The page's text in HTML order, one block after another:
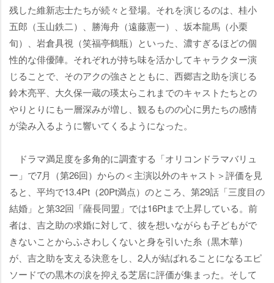
残した維新志士たちが続々と登場。それを演じるのは、桂小
五郎（玉山鉄二）、勝海舟（遠藤憲一）、坂本龍馬（小栗
旬）、岩倉具視（笑福亭鶴瓶）といった、濃すぎるほどの個
性的な俳優陣。それぞれが持ち味を活かしてキャラクター演
じることで、そのアクの強さとともに、西郷吉之助を演じる
鈴木亮平、大久保一蔵の瑛太らこれまでのキャストたちとの
りとりにも一層深みが増し、観るものの心に男たちの感情
が染み入るように響いてくるようになった。
ドラマ満足度を多角的に調査する「オリコンドラマバリュ
ー」で7月（第26回）からの＜主演以外のキャスト＞評価を見
ると、平均で13.4Pt（20Pt満点）のところ、第29話「三度目の
結婚」と第32回「薩長同盟」では16Ptまで上昇している。前
者は、吉之助の求婚に対して、彼を想いながらも子どもがで
きないことからふさわしくないと身を引いた糸（黒木華）
が、吉之助を支える決意をし、2人が結ばれることになるエピ
ソードでの黒木の涙を抑える芝居に評価が集まった。そして